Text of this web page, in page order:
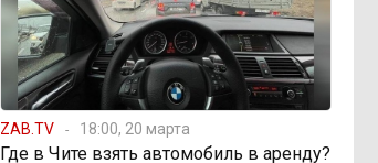
ZAB.TV 18:00, 20 марта
Где в Чите взять автомобиль в аренду?